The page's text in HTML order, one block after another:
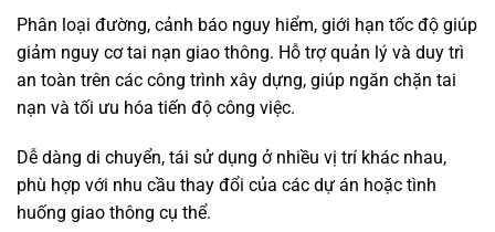
Phân loại đường, cảnh báo nguy hiểm, giới hạn tốc độ giúp
giảm nguy cơ tai nạn giao thông. Hỗ trợ quản lý và duy trì
an toàn trên các công trình xây dựng, giúp ngăn chặn tai
nạn và tối ưu hóa tiến độ công việc.
Dễ dàng di chuyển, tái sử dụng ở nhiều vị trí khác nhau,
phù hợp với nhu cầu thay đổi của các dự án hoặc tình
huống giao thông cụ thể.